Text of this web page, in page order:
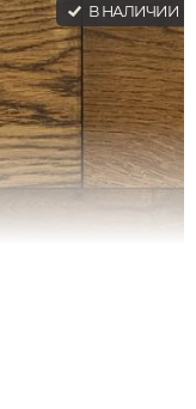
В НАЛИЧИИ